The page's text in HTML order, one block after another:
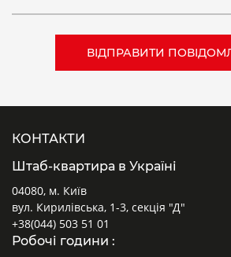
КОНТАКТИ
Штаб-квартира в Україні
04080, м. Київ
вул. Кирилівська, 1-3, секція "Д"
+38(044) 503 51 01
Робочі години :